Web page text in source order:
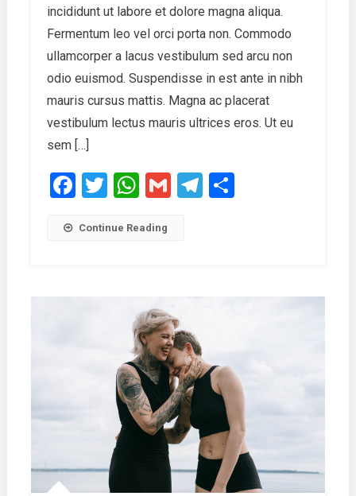
Art
incididunt ut labore et dolore magna aliqua.
Fermentum leo vel orci porta non. Commodo
ullamcorper a lacus vestibulum sed arcu non
odio euismod. Suspendisse in est ante in nibh
mauris cursus mattis. Magna ac placerat
vestibulum lectus mauris ultrices eros. Ut eu
sem […]
Facebook
TwitterWhatsApp
GmailTelegram
Continue Reading